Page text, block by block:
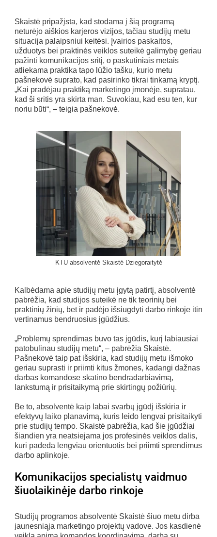
Skaistė pripažįsta, kad stodama į šią programą
neturėjo aiškios karjeros vizijos, tačiau studijų metu
situacija palaipsniui keitėsi. Įvairios paskaitos,
užduotys bei praktinės veiklos suteikė galimybę geriau
pažinti komunikacijos sritį, o paskutiniais metais
atliekama praktika tapo lūžio tašku, kurio metu
pašnekovė suprato, kad pasirinko tikrai tinkamą kryptį.
„Kai pradėjau praktiką marketingo įmonėje, supratau,
kad ši sritis yra skirta man. Suvokiau, kad esu ten, kur
noriu būti“, – teigia pašnekovė.
KTU absolventė Skaistė Dziegoraitytė
Kalbėdama apie studijų metu įgytą patirtį, absolventė
pabrėžia, kad studijos suteikė ne tik teorinių bei
praktinių žinių, bet ir padėjo išsiugdyti darbo rinkoje itin
vertinamus bendruosius įgūdžius.
„Problemų sprendimas buvo tas įgūdis, kurį labiausiai
patobulinau studijų metu“, – pabrėžia Skaistė.
Pašnekovė taip pat išskiria, kad studijų metu išmoko
geriau suprasti ir priimti kitus žmones, kadangi dažnas
darbas komandose skatino bendradarbiavimą,
lankstumą ir prisitaikymą prie skirtingų požiūrių.
Be to, absolventė kaip labai svarbų įgūdį išskiria ir
efektyvų laiko planavimą, kuris leido lengvai prisitaikyti
prie studijų tempo. Skaistė pabrėžia, kad šie įgūdžiai
šiandien yra neatsiejama jos profesinės veiklos dalis,
kuri padeda lengviau orientuotis bei priimti sprendimus
darbo aplinkoje.
Komunikacijos specialistų vaidmuo
šiuolaikinėje darbo rinkoje
Studijų programos absolventė Skaistė šiuo metu dirba
jaunesniąja marketingo projektų vadove. Jos kasdienė